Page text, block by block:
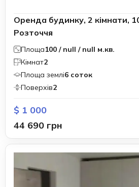
Оренда будинку, 2 кімнати,
Розточчя
Площа100 / null / null м.кв.
Кімнат2
Площа землі6 соток
Поверхів2
$ 1 000
44 690 грн